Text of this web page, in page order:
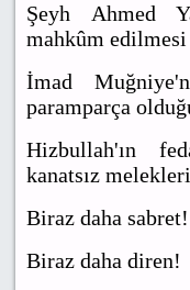
Şeyh Ahmed
mahkûm edilmesi
İmad
paramparça
Hizbullah'ın
kanatsız
Biraz daha sabret!
Biraz daha diren!